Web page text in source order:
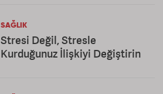
SAĞLIK
Stresi Değil, Stresle
Kurduğunuz İlişkiyi Değiştirin